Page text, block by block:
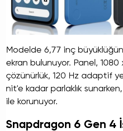
Modelde 6,77 inç
ekran bulunuyor. Panel, 1080
çözünürlük, 120 Hz adaptif
nit'e kadar parlaklık
ile korunuyor.
Snapdragon 6 Gen 4